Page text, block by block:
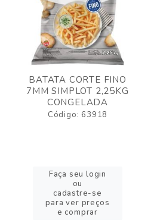
BATATA CORTE FINO
7MM SIMPLOT 2,25KG
CONGELADA
Código: 63918
Faça seu login
ou
cadastre-se
para ver preços
e comprar